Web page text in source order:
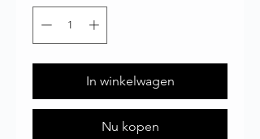
In winkelwagen
Nu kopen